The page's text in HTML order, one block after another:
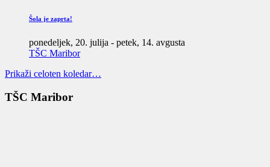
Šola je zaprta!
ponedeljek, 20. julija - petek, 14. avgusta
TŠC Maribor
Prikaži celoten koledar…
TŠC Maribor